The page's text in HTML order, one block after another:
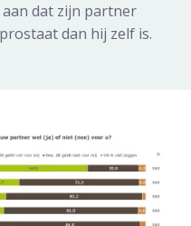
aan dat zijn partner
dan hij zelf is.